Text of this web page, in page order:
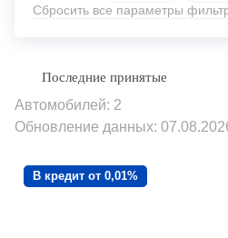
Сбросить все параметры
Автомобилей: 2
Обновление данных:
В кредит от 0,01%